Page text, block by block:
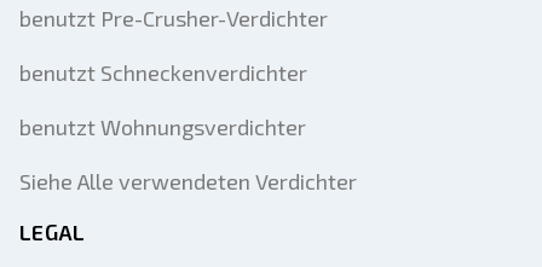
benutzt Pre-Crusher-Verdichter
benutzt Schneckenverdichter
benutzt Wohnungsverdichter
Siehe Alle verwendeten Verdichter
LEGAL